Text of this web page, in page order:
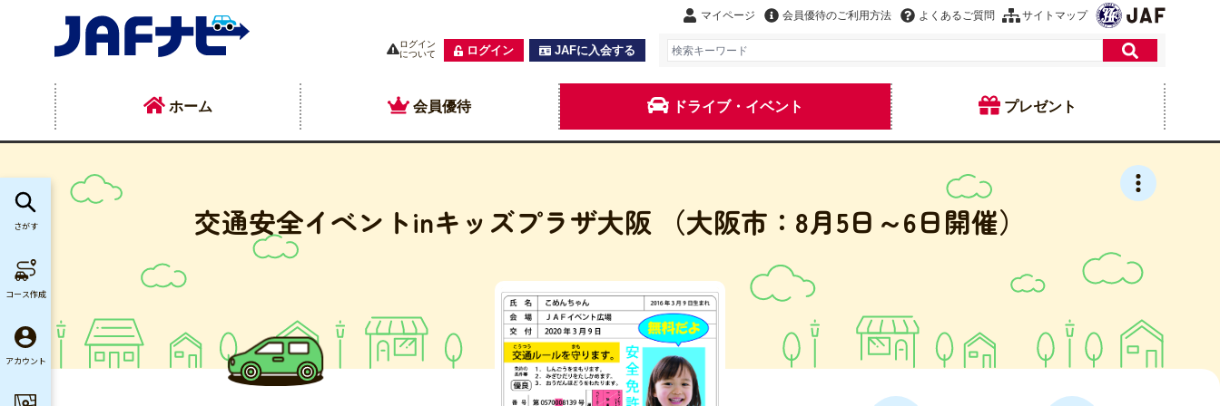
マイページ 会員優待のご利用方法 よくあるご質問 サイトマップ
ログイン
について
ログイン JAFに入会する
ホーム 会員優待 ドライブ・イベント プレゼント
交通安全イベントinキッズプラザ大阪 （大阪市：8月5日～6日開催）
さがす
コース作成
アカウント